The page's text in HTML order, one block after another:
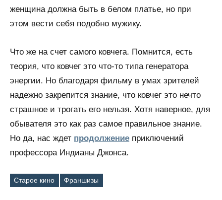
женщина должна быть в белом платье, но при
этом вести себя подобно мужику.
Что же на счет самого ковчега. Помнится, есть
теория, что ковчег это что-то типа генератора
энергии. Но благодаря фильму в умах зрителей
надежно закрепится знание, что ковчег это нечто
страшное и трогать его нельзя. Хотя наверное, для
обывателя это как раз самое правильное знание.
Но да, нас ждет продолжение приключений
профессора Индианы Джонса.
Метки
Старое кино Франшизы